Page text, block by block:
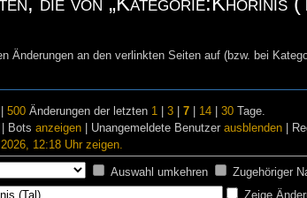
Änderungen an den verlinkten Seiten auf (bzw. bei
|500 Änderungen der letzten 1 |3 |7 14 |30 Tage.
| Botsanzeigen | Unangemeldete Benutzerausblenden |
12:18 Uhr zeigen.
Auswahl umkehren
Zugehöriger
Zeige